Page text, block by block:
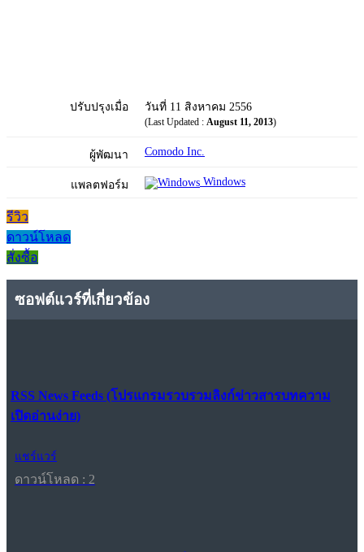
ปรับปรุงเมื่อ วันที่ 11 สิงหาคม 2556
(Last Updated : August 11, 2013)
ผู้พัฒนา Comodo Inc.
แพลตฟอร์ม Windows
รีวิว
ดาวน์โหลด
สั่งซื้อ
ซอฟต์แวร์ที่เกี่ยวข้อง
RSS News Feeds (โปรแกรมรวบรวมลิงก์ข่าวสารบทความ
เปิดอ่านง่าย)
แชร์แวร์
ดาวน์โหลด : 2